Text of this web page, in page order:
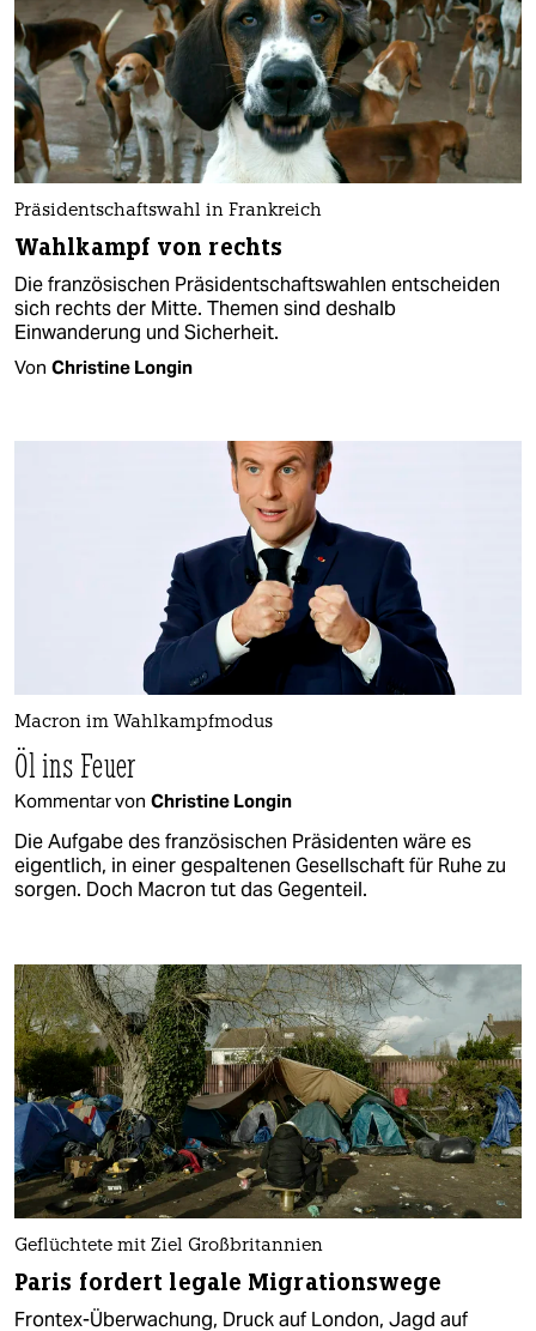
Präsidentschaftswahl in Frankreich
Wahlkampf von rechts
Die französischen Präsidentschaftswahlen entscheiden
sich rechts der Mitte. Themen sind deshalb
Einwanderung und Sicherheit.
Von Christine Longin
Macron im Wahlkampfmodus
Öl ins Feuer
Kommentar von Christine Longin
Die Aufgabe des französischen Präsidenten wäre es
eigentlich, in einer gespaltenen Gesellschaft für Ruhe zu
sorgen. Doch Macron tut das Gegenteil.
Geflüchtete mit Ziel Großbritannien
Paris fordert legale Migrationswege
Frontex-Überwachung, Druck auf London, Jagd auf